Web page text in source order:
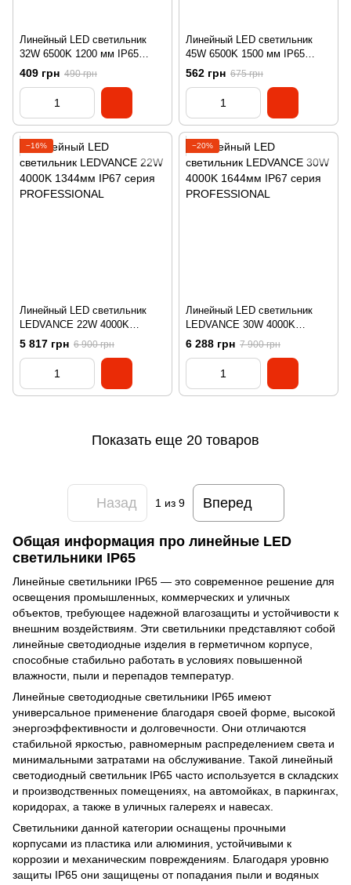
Линейный LED светильник
32W 6500K 1200 мм IP65
серия ECO
409 грн 490 грн
Линейный LED светильник
45W 6500K 1500 мм IP65
серия ECO
562 грн 675 грн
−16%
Линейный LED светильник
LEDVANCE 22W 4000K
1344мм IP67 серия
PROFESSIONAL
5 817 грн 6 900 грн
−20%
Линейный LED светильник
LEDVANCE 30W 4000K
1644мм IP67 серия
PROFESSIONAL
6 288 грн 7 900 грн
Показать еще 20 товаров
Назад 1из 9 Вперед
Общая информация про линейные LED
светильники IP65
Линейные светильники IP65 — это современное решение для
освещения промышленных, коммерческих и уличных
объектов, требующее надежной влагозащиты и устойчивости к
внешним воздействиям. Эти светильники представляют собой
линейные светодиодные изделия в герметичном корпусе,
способные стабильно работать в условиях повышенной
влажности, пыли и перепадов температур.
Линейные светодиодные светильники IP65 имеют
универсальное применение благодаря своей форме, высокой
энергоэффективности и долговечности. Они отличаются
стабильной яркостью, равномерным распределением света и
минимальными затратами на обслуживание. Такой линейный
светодиодный светильник IP65 часто используется в складских
и производственных помещениях, на автомойках, в паркингах,
коридорах, а также в уличных галереях и навесах.
Светильники данной категории оснащены прочными
корпусами из пластика или алюминия, устойчивыми к
коррозии и механическим повреждениям. Благодаря уровню
защиты IP65 они защищены от попадания пыли и водяных